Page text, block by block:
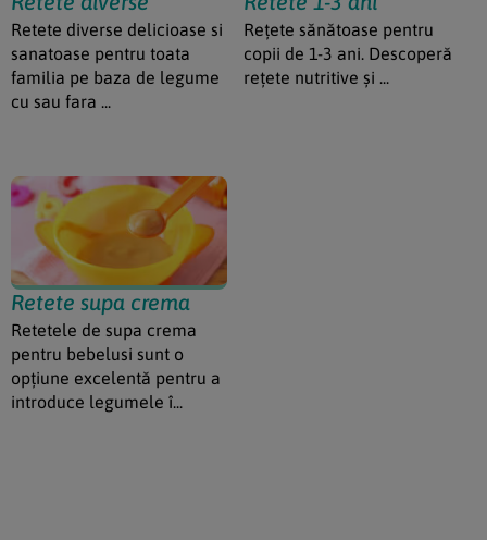
Retete diverse delicioase si
sanatoase pentru toata
familia pe baza de legume
cu sau fara ...
Rețete sănătoase pentru
copii de 1-3 ani. Descoperă
rețete nutritive și ...
Retete supa crema
Retetele de supa crema
pentru bebelusi sunt o
opțiune excelentă pentru a
introduce legumele î...